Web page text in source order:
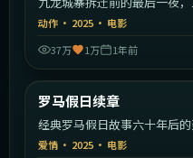
湖。
动作 · 2025 · 电影
37万
1万 1年前
最新
罗马假日续章
经典罗马假日故事六十年后
爱情 · 2025 · 电影